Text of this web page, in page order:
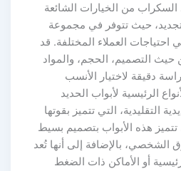
السكراب من الخيارات الشائعة
حيث تتوفر في مجموعة
احتياجات العملاء المختلفة. قد
التصميم، الحجم، والمواد
دقيقة لاختيار الأنسب
الرئيسية لأبواب الحديد
التقليدية، التي تتميز بقوتها
تتميز هذه الأبواب بتصميم بسيط
بالإضافة إلى أنها تُعد
أو الأماكن ذات الضغط